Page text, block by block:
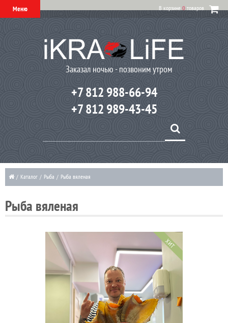
Меню В корзине 0 товаров
Заказал ночью - позвоним утром
+7 812 988-66-94
+7 812 989-43-45
/ Каталог / Рыба / Рыба вяленая
Рыба вяленая
ХИТ